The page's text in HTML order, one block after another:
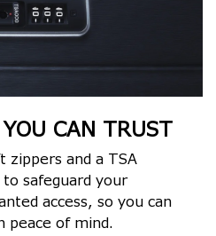
CAN TRUST
and a TSA
safeguard your
access, so you can
peace of mind.